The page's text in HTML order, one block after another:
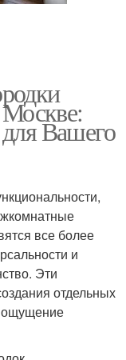
Вашего
все более
и
Эти
отдельных
ощущение